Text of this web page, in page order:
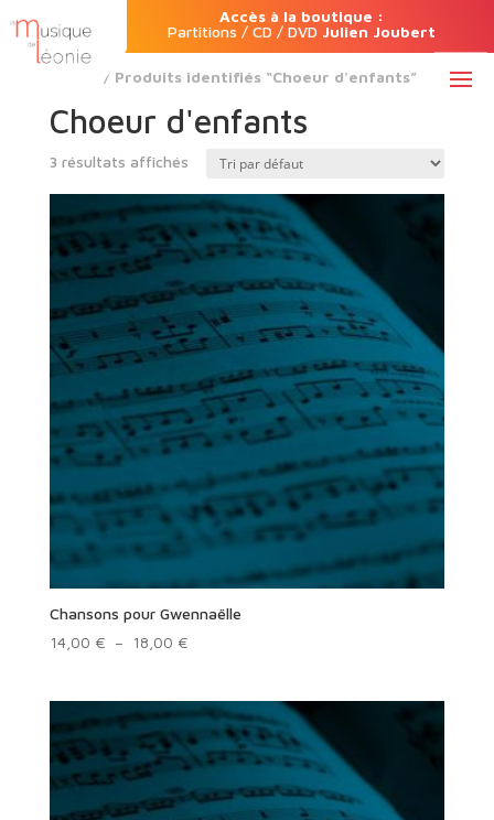
Accès à la boutique :
Partitions / CD / DVD Julien Joubert
/ Produits identifiés “Choeur d'enfants”
Choeur d'enfants
3 résultats affichés
Chansons pour Gwennaëlle
14,00 € – 18,00 €Plage
14,00 €
à
18,00 €